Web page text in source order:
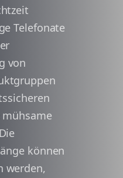
Telefonate
von
mühsame
können
werden,